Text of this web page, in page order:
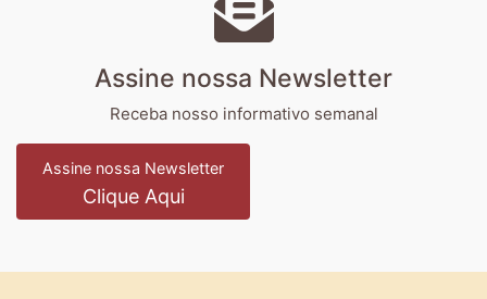
Assine nossa Newsletter
Receba nosso informativo semanal
Assine nossa Newsletter
Clique Aqui